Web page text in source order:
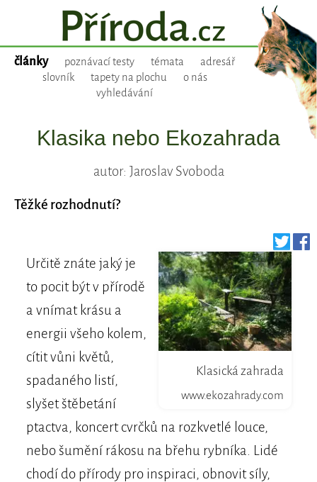
články poznávací testy témata
adresář
slovník
tapety na plochu
o nás
vyhledávání
Klasika nebo Ekozahrada
autor: Jaroslav Svoboda
Těžké rozhodnutí?
Klasická zahrada
www.ekozahrady.com
Určitě znáte jaký je
to pocit být v přírodě
a vnímat krásu a
energii všeho kolem,
cítit vůni květů,
spadaného listí,
slyšet štěbetání
ptactva, koncert cvrčků na rozkvetlé louce,
nebo šumění rákosu na břehu rybníka. Lidé
chodí do přírody pro inspiraci, obnovit síly,